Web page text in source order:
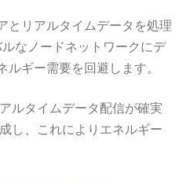
とリアルタイムデータを処理
なノードネットワークにデ
ギー需要を回避します。
ルタイムデータ配信が確実
し、これによりエネルギー